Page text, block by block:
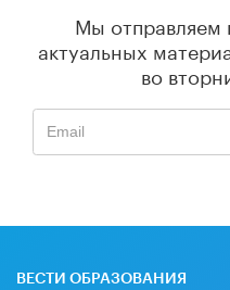
Мы отправляем
актуальных
во
ВЕСТИ ОБРАЗОВАНИЯ